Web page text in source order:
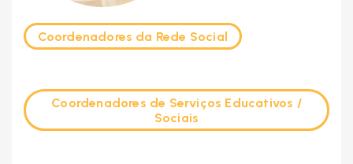
Coordenadores da Rede Social
Coordenadores de Serviços Educativos /
Sociais